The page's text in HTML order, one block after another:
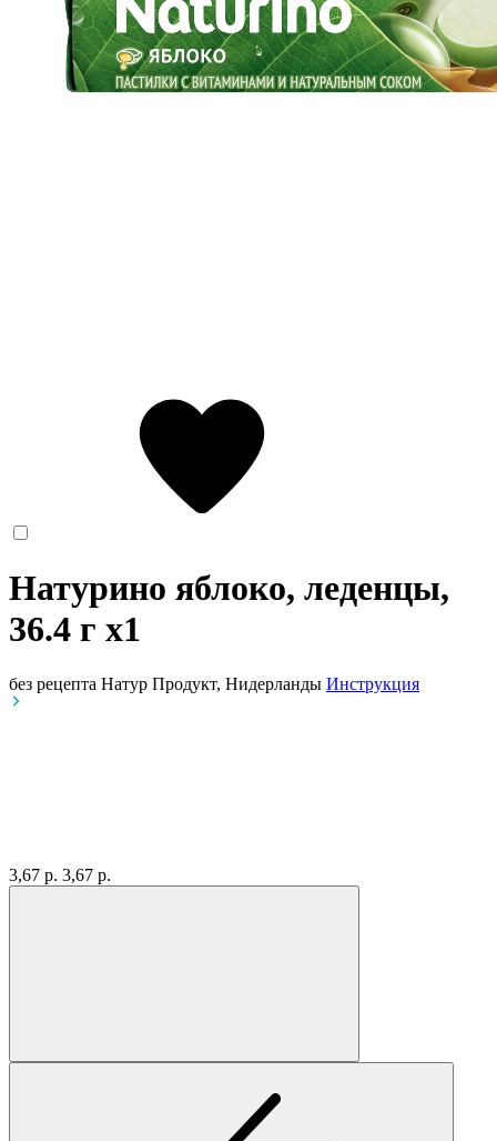
Натурино яблоко, леденцы,
36.4 г x1
без рецепта Натур Продукт, Нидерланды Инструкция
3,67 р. 3,67 р.